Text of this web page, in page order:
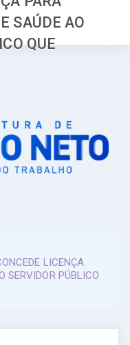
SAÚDE AO
QUE
LICENÇA
SERVIDOR PÚBLICO